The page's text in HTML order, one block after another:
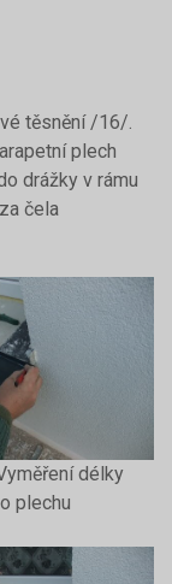
těsnění /16/.
plech
drážky v rámu
čela
délky
plechu